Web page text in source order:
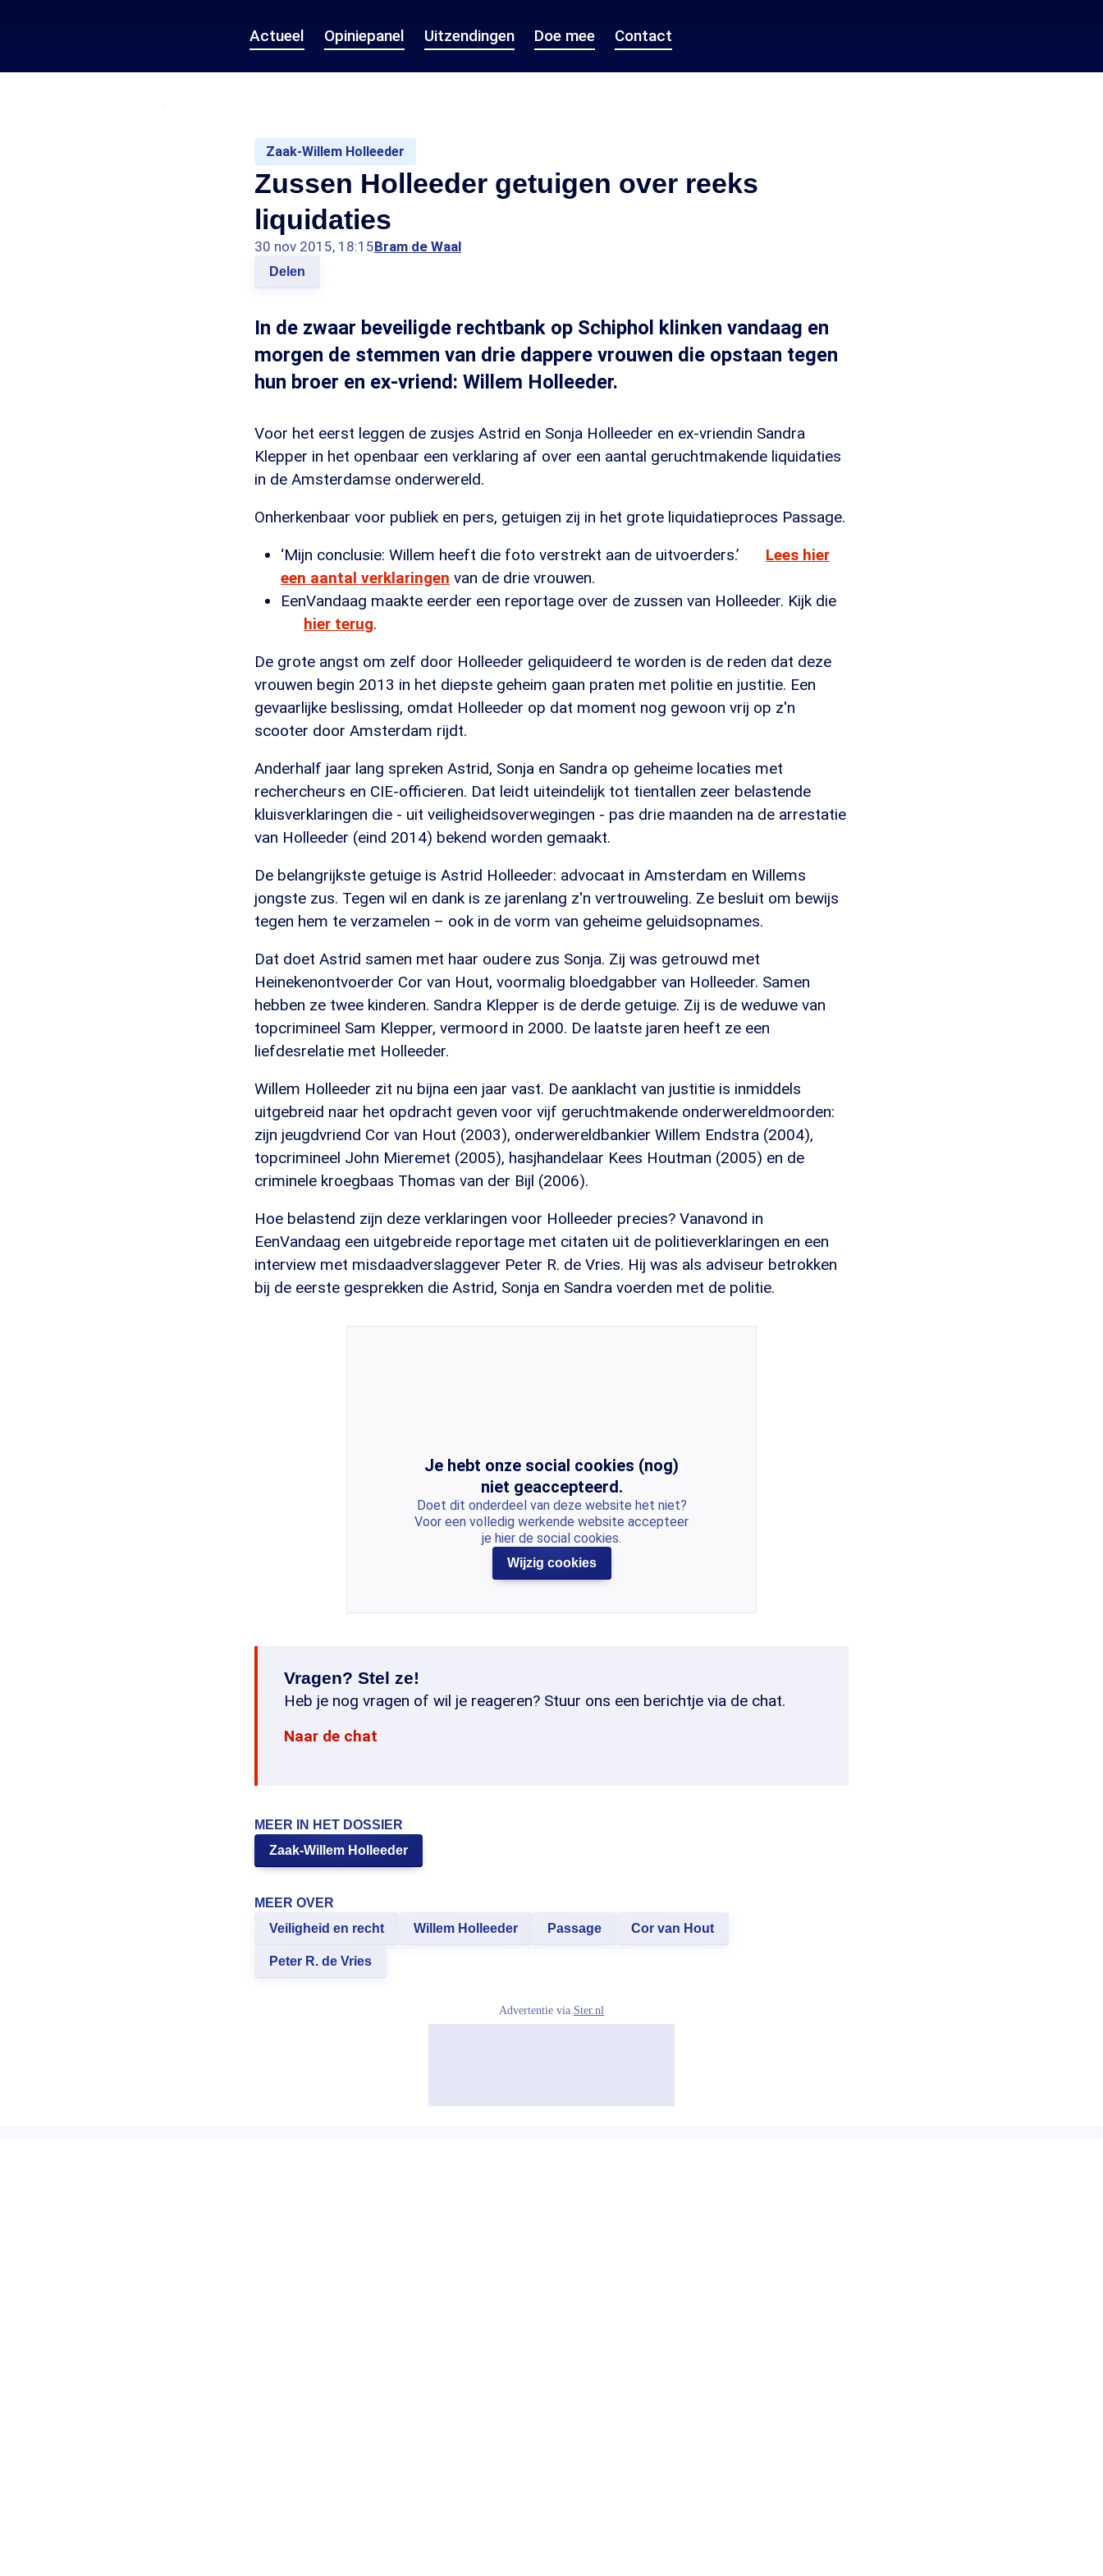
Actueel Opiniepanel Uitzendingen Doe mee Contact
Zaak-Willem Holleeder
Zussen Holleeder getuigen over reeks
liquidaties
30 nov 2015, 18:15Bram de Waal
Delen
In de zwaar beveiligde rechtbank op Schiphol klinken vandaag en
morgen de stemmen van drie dappere vrouwen die opstaan tegen
hun broer en ex-vriend: Willem Holleeder.
Voor het eerst leggen de zusjes Astrid en Sonja Holleeder en ex-vriendin Sandra
Klepper in het openbaar een verklaring af over een aantal geruchtmakende liquidaties
in de Amsterdamse onderwereld.
Onherkenbaar voor publiek en pers, getuigen zij in het grote liquidatieproces Passage.
‘Mijn conclusie: Willem heeft die foto verstrekt aan de uitvoerders.’
Lees hier
een aantal verklaringen van de drie vrouwen.
EenVandaag maakte eerder een reportage over de zussen van Holleeder. Kijk die
hier terug.
De grote angst om zelf door Holleeder geliquideerd te worden is de reden dat deze
vrouwen begin 2013 in het diepste geheim gaan praten met politie en justitie. Een
gevaarlijke beslissing, omdat Holleeder op dat moment nog gewoon vrij op z'n
scooter door Amsterdam rijdt.
Anderhalf jaar lang spreken Astrid, Sonja en Sandra op geheime locaties met
rechercheurs en CIE-officieren. Dat leidt uiteindelijk tot tientallen zeer belastende
kluisverklaringen die - uit veiligheidsoverwegingen - pas drie maanden na de arrestatie
van Holleeder (eind 2014) bekend worden gemaakt.
De belangrijkste getuige is Astrid Holleeder: advocaat in Amsterdam en Willems
jongste zus. Tegen wil en dank is ze jarenlang z'n vertrouweling. Ze besluit om bewijs
tegen hem te verzamelen – ook in de vorm van geheime geluidsopnames.
Dat doet Astrid samen met haar oudere zus Sonja. Zij was getrouwd met
Heinekenontvoerder Cor van Hout, voormalig bloedgabber van Holleeder. Samen
hebben ze twee kinderen. Sandra Klepper is de derde getuige. Zij is de weduwe van
topcrimineel Sam Klepper, vermoord in 2000. De laatste jaren heeft ze een
liefdesrelatie met Holleeder.
Willem Holleeder zit nu bijna een jaar vast. De aanklacht van justitie is inmiddels
uitgebreid naar het opdracht geven voor vijf geruchtmakende onderwereldmoorden:
zijn jeugdvriend Cor van Hout (2003), onderwereldbankier Willem Endstra (2004),
topcrimineel John Mieremet (2005), hasjhandelaar Kees Houtman (2005) en de
criminele kroegbaas Thomas van der Bijl (2006).
Hoe belastend zijn deze verklaringen voor Holleeder precies? Vanavond in
EenVandaag een uitgebreide reportage met citaten uit de politieverklaringen en een
interview met misdaadverslaggever Peter R. de Vries. Hij was als adviseur betrokken
bij de eerste gesprekken die Astrid, Sonja en Sandra voerden met de politie.
Je hebt onze social cookies (nog)
niet geaccepteerd.
Doet dit onderdeel van deze website het niet?
Voor een volledig werkende website accepteer
je hier de social cookies.
Wijzig cookies
Vragen? Stel ze!
Heb je nog vragen of wil je reageren? Stuur ons een berichtje via de chat.
Naar de chat
MEER IN HET DOSSIER
Zaak-Willem Holleeder
MEER OVER
Veiligheid en recht
Willem Holleeder Passage Cor van Hout
Peter R. de Vries
Advertentie via Ster.nl